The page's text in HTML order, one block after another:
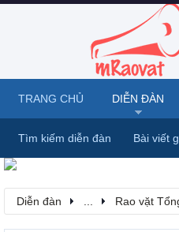
Diễn đàn Rao vặt
TRANG CHỦ DIỄN ĐÀN
Tìm kiếm diễn đàn Bài viết